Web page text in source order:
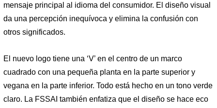
mensaje principal al idioma del consumidor. El diseño visual
da una percepción inequívoca y elimina la confusión con
otros significados.
El nuevo logo tiene una ‘V’ en el centro de un marco
cuadrado con una pequeña planta en la parte superior y
vegana en la parte inferior. Todo está hecho en un tono verde
claro. La FSSAI también enfatiza que el diseño se hace eco